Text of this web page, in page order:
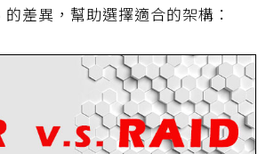
差異，幫助選擇適合的架構：